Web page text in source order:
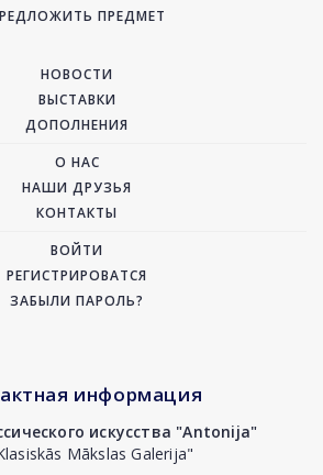
ПРЕДМЕТ
НОВОСТИ
ВЫСТАВКИ
ДОПОЛНЕНИЯ
О НАС
НАШИ ДРУЗЬЯ
КОНТАКТЫ
ВОЙТИ
РЕГИСТРИРОВАТСЯ
ЗАБЫЛИ ПАРОЛЬ?
информация
искусства "Antonija"
Mākslas Galerija"